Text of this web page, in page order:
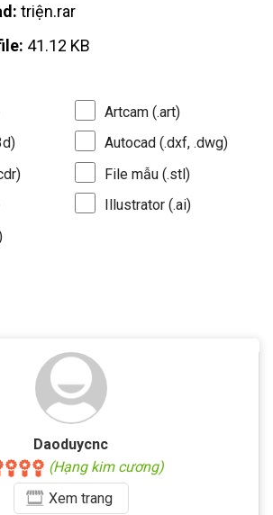
triện.rar
41.12 KB
Artcam (.art)
Autocad (.dxf, .dwg)
File mẫu (.stl)
Illustrator (.ai)
Daoduycnc
(Hạng kim cương)
Xemtrang